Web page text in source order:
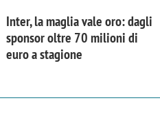
Inter, la maglia vale oro: dagli
sponsor oltre 70 milioni di
euro a stagione